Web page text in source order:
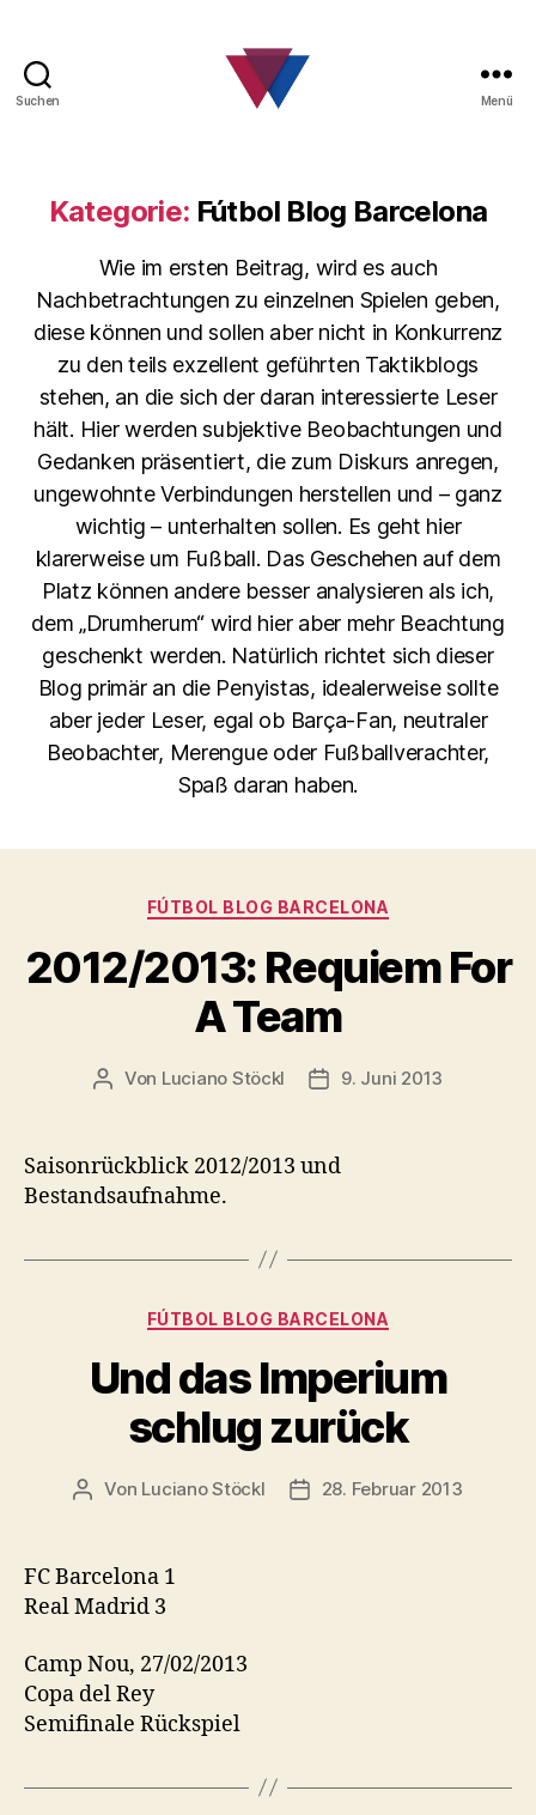
Suchen Menü
Kategorie: Fútbol Blog Barcelona
Wie im ersten Beitrag, wird es auch
Nachbetrachtungen zu einzelnen Spielen geben,
diese können und sollen aber nicht in Konkurrenz
zu den teils exzellent geführten Taktikblogs
stehen, an die sich der daran interessierte Leser
hält. Hier werden subjektive Beobachtungen und
Gedanken präsentiert, die zum Diskurs anregen,
ungewohnte Verbindungen herstellen und – ganz
wichtig – unterhalten sollen. Es geht hier
klarerweise um Fußball. Das Geschehen auf dem
Platz können andere besser analysieren als ich,
dem „Drumherum“ wird hier aber mehr Beachtung
geschenkt werden. Natürlich richtet sich dieser
Blog primär an die Penyistas, idealerweise sollte
aber jeder Leser, egal ob Barça-Fan, neutraler
Beobachter, Merengue oder Fußballverachter,
Spaß daran haben.
Kategorien
FÚTBOL BLOG BARCELONA
2012/2013: Requiem For
A Team
Beitragsautor
Von Luciano Stöckl Beitragsdatum
9. Juni 2013
Saisonrückblick 2012/2013 und
Bestandsaufnahme.
Kategorien
FÚTBOL BLOG BARCELONA
Und das Imperium
schlug zurück
Beitragsautor
Von Luciano Stöckl Beitragsdatum
28. Februar 2013
FC Barcelona 1
Real Madrid 3
Camp Nou, 27/02/2013
Copa del Rey
Semifinale Rückspiel